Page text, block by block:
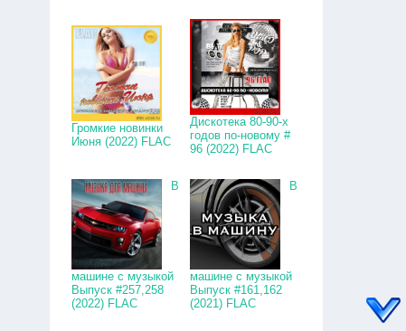
Громкие новинки
Июня (2022) FLAC
Дискотека 80-90-х
годов по-новому #
96 (2022) FLAC
В
машине с музыкой
Выпуск #257,258
(2022) FLAC
В
машине с музыкой
Выпуск #161,162
(2021) FLAC